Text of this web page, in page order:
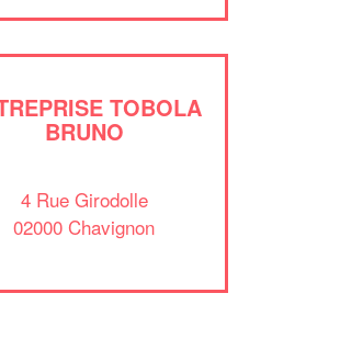
TOBOLA
BRUNO
4 Rue Girodolle
02000 Chavignon
En savoir plus